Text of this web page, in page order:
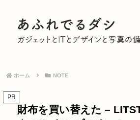
ホーム NOTE
PR
財布を買い替えた –